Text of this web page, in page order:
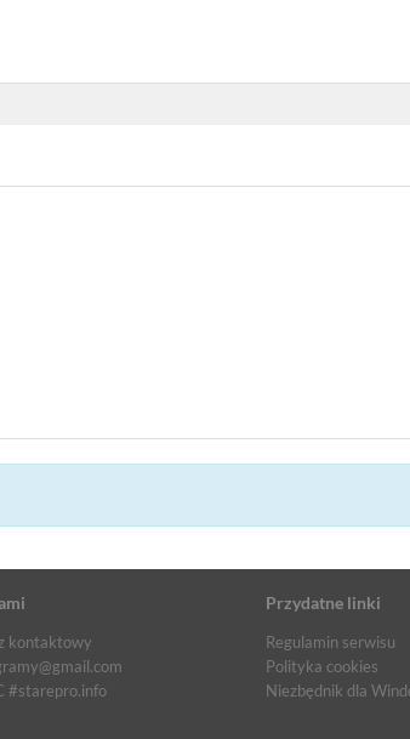
kontaktowy
#starepro.info
Przydatne linki
Regulamin serwisu
Polityka cookies
Niezbędnik dla